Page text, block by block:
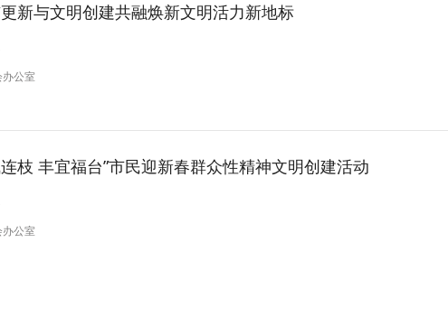
新与文明创建共融焕新文明活力新地标
公室
枝 丰宜福台”市民迎新春群众性精神文明创建活动
公室